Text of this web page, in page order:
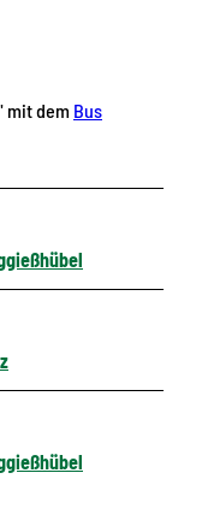
mit dem Bus